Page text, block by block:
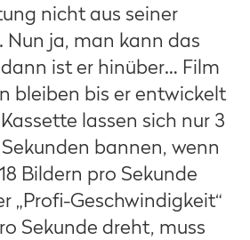
nicht aus seiner
Nun ja, man kann das
ist er hinüber… Film
bleiben bis er entwickelt
lassen sich nur 3
bannen, wenn
Bildern pro Sekunde
„Profi-Geschwindigkeit“
Sekunde dreht, muss